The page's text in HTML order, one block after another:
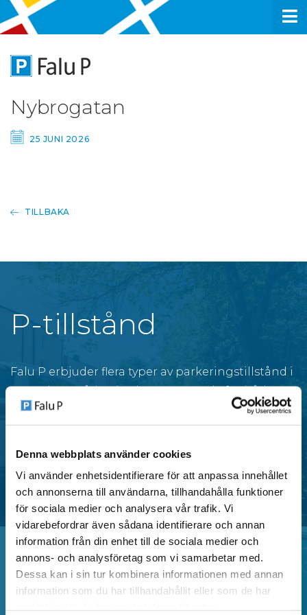
Denna webbplats använder cookies
Vi använder enhetsidentifierare för att anpassa innehållet
och annonserna till användarna, tillhandahålla funktioner
för sociala medier och analysera vår trafik. Vi
vidarebefordrar även sådana identifierare och annan
information från din enhet till de sociala medier och
annons- och analysföretag som vi samarbetar med.
Dessa kan i sin tur kombinera informationen med annan
information som du har tillhandahållit eller som de har
Nybrogatan
25 JUNI 2026
TILLBAKA
P-tillstånd
Falu P erbjuder flera typer av parkeringstillstånd i
centrala områden i Falun, anpassade för både
privatpersoner och verksamheter.
SE OMRÅDEN MED P-TILLSTÅND
Vanliga frågor